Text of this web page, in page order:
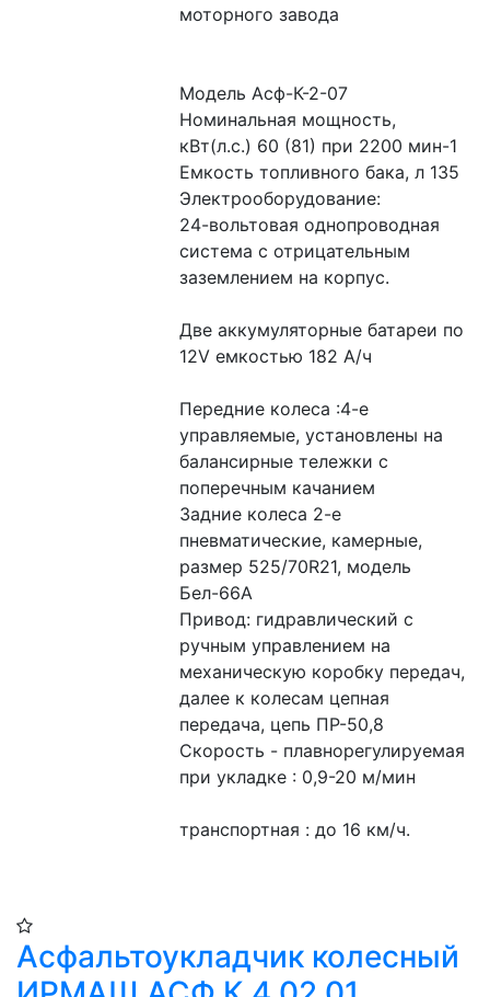
моторного завода
Модель Асф-К-2-07
Номинальная мощность,
кВт(л.с.) 60 (81) при 2200 мин-1
Емкость топливного бака, л 135
Электрооборудование:
24-вольтовая однопроводная
система с отрицательным
заземлением на корпус.
Две аккумуляторные батареи по
12V емкостью 182 А/ч
Передние колеса :4-е
управляемые, установлены на
балансирные тележки с
поперечным качанием
Задние колеса 2-е
пневматические, камерные,
размер 525/70R21, модель
Бел-66А
Привод: гидравлический с
ручным управлением на
механическую коробку передач,
далее к колесам цепная
передача, цепь ПР-50,8
Скорость - плавнорегулируемая
при укладке : 0,9-20 м/мин
транспортная : до 16 км/ч.
Асфальтоукладчик колесный